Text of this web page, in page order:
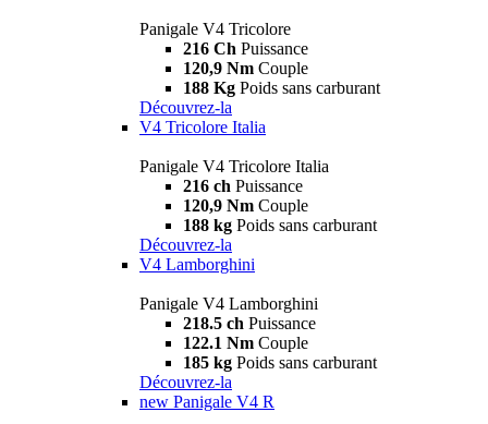
Panigale V4 Tricolore
216 Ch Puissance
120,9 Nm Couple
188 Kg Poids sans carburant
Découvrez-la
V4 Tricolore Italia
Panigale V4 Tricolore Italia
216 ch Puissance
120,9 Nm Couple
188 kg Poids sans carburant
Découvrez-la
V4 Lamborghini
Panigale V4 Lamborghini
218.5 ch Puissance
122.1 Nm Couple
185 kg Poids sans carburant
Découvrez-la
new Panigale V4 R